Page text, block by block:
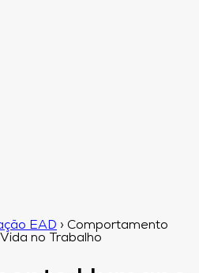
EAD › Comportamento
no Trabalho